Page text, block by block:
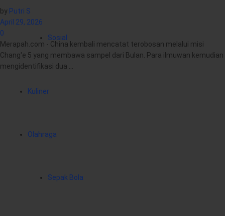
Sosial
Kuliner
Olahraga
Sepak Bola
by Putri S
April 29, 2026
0
Merapah.com - China kembali mencatat terobosan melalui misi
Chang'e 5 yang membawa sampel dari Bulan. Para ilmuwan kemudian
mengidentifikasi dua ...